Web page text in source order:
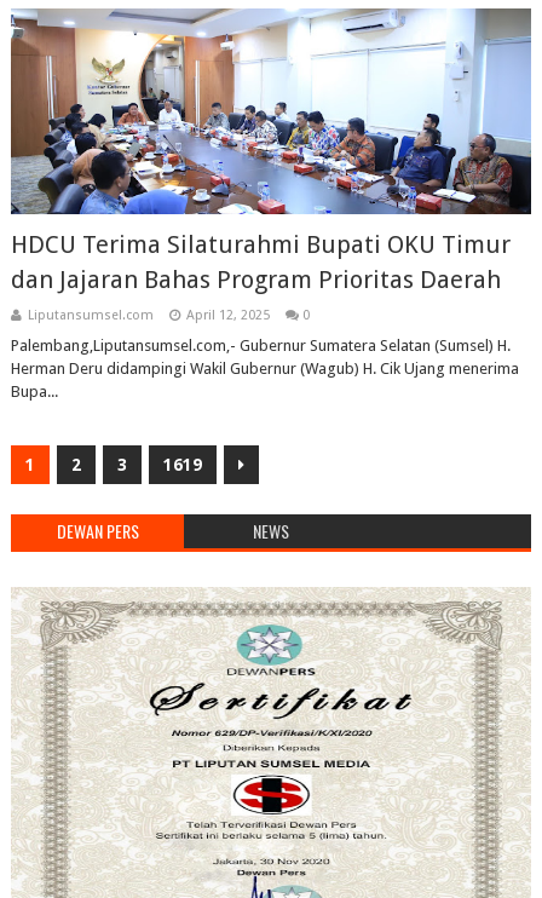
HDCU Terima Silaturahmi Bupati OKU Timur
dan Jajaran Bahas Program Prioritas Daerah
Liputansumsel.com April 12, 2025 0
Palembang,Liputansumsel.com,- Gubernur Sumatera Selatan (Sumsel) H.
Herman Deru didampingi Wakil Gubernur (Wagub) H. Cik Ujang menerima
Bupa...
1 2 3 1619
DEWAN PERS NEWS